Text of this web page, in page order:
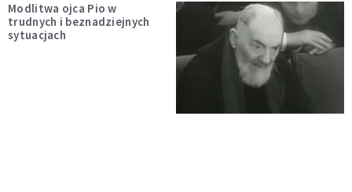
Modlitwa ojca Pio w
trudnych i beznadziejnych
sytuacjach